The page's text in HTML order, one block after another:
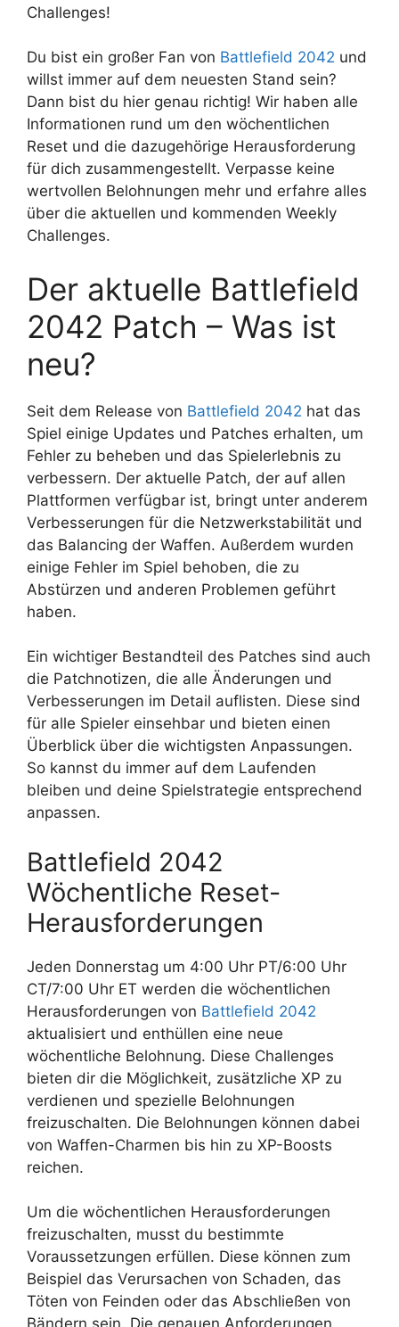
Challenges!
Du bist ein großer Fan von Battlefield 2042 und
willst immer auf dem neuesten Stand sein?
Dann bist du hier genau richtig! Wir haben alle
Informationen rund um den wöchentlichen
Reset und die dazugehörige Herausforderung
für dich zusammengestellt. Verpasse keine
wertvollen Belohnungen mehr und erfahre alles
über die aktuellen und kommenden Weekly
Challenges.
Der aktuelle Battlefield
2042 Patch – Was ist
neu?
Seit dem Release von Battlefield 2042 hat das
Spiel einige Updates und Patches erhalten, um
Fehler zu beheben und das Spielerlebnis zu
verbessern. Der aktuelle Patch, der auf allen
Plattformen verfügbar ist, bringt unter anderem
Verbesserungen für die Netzwerkstabilität und
das Balancing der Waffen. Außerdem wurden
einige Fehler im Spiel behoben, die zu
Abstürzen und anderen Problemen geführt
haben.
Ein wichtiger Bestandteil des Patches sind auch
die Patchnotizen, die alle Änderungen und
Verbesserungen im Detail auflisten. Diese sind
für alle Spieler einsehbar und bieten einen
Überblick über die wichtigsten Anpassungen.
So kannst du immer auf dem Laufenden
bleiben und deine Spielstrategie entsprechend
anpassen.
Battlefield 2042
Wöchentliche Reset-
Herausforderungen
Jeden Donnerstag um 4:00 Uhr PT/6:00 Uhr
CT/7:00 Uhr ET werden die wöchentlichen
Herausforderungen von Battlefield 2042
aktualisiert und enthüllen eine neue
wöchentliche Belohnung. Diese Challenges
bieten dir die Möglichkeit, zusätzliche XP zu
verdienen und spezielle Belohnungen
freizuschalten. Die Belohnungen können dabei
von Waffen-Charmen bis hin zu XP-Boosts
reichen.
Um die wöchentlichen Herausforderungen
freizuschalten, musst du bestimmte
Voraussetzungen erfüllen. Diese können zum
Beispiel das Verursachen von Schaden, das
Töten von Feinden oder das Abschließen von